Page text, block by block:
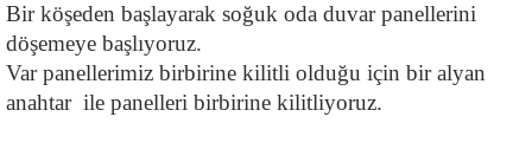
Bir köşeden başlayarak soğuk oda duvar panellerini
döşemeye başlıyoruz.
Var panellerimiz birbirine kilitli olduğu için bir alyan
anahtar  ile panelleri birbirine kilitliyoruz.